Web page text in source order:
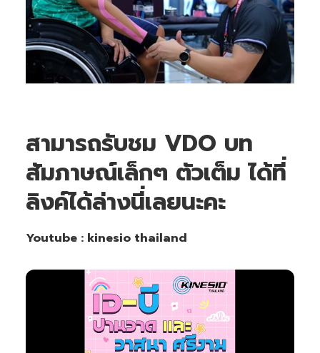
สามารถรับชม VDO บท
สัมภาษณ์เล็กๆ ตัวเต็ม ได้ที่
ลิงค์ได้ล่างนี่เลยนะคะ
Youtube : kinesio thailand